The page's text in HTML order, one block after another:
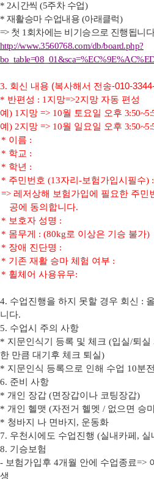
* 2시간씩(5주차 수업)
* 재활승마 수업내용 (아래클럭)
=> 첫 1 회차에는 비기승으로 진행됩니
http://www.3560768.com/db/board.php?
3. 회신 내용 (복사해서 전송-010-
* 반편성 : 1 지망=>2지망 자동 편성
예 ) 1 지망 => 10월 토요일 오후
예 ) 2지망 => 10월 일요일 오후
* 이름 :
* 학교 :
* 학년 :
* 주민번호(13자리-보험가입시필수) :
=>레저상해 보험가입에 필요한 주민
공에 동의합니다.
* 보호자 성명 :
* 몸무게 : (80kg로 이상은 기승 불가)
* 장애 진단명 :
* 기존 재활 승마 체험 여부 :
* 휠체어 사용유무:
4. 수업진행을 하지 못할 경우 회신 :
니다.
5. 수업시 주의 사항
* 지문인식기 등록 및 체크 (입실/퇴실
한 만큼 대기후 체크 퇴실)
* 지문인식 등록으로 인해 수업 10분
6. 준비 사항
* 개인 장갑 (면장갑이나 코팅장갑)
* 개인 헬맷 (자전거 헬멧 / 없으면 승
* 청바지 나 면바지 , 운동화
7. 우천시에도 수업진행 (실내카페 , 실
8. 기승보험
- 보험가입후 4개월 안에 수업종료=>
생